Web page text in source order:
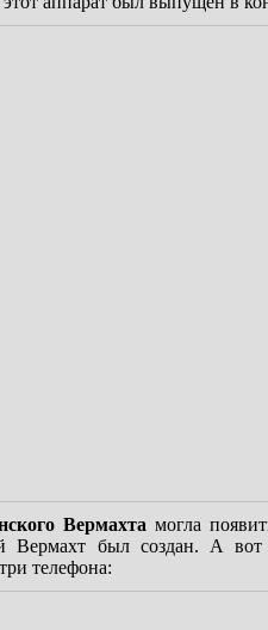
Вермахта могла
Вермахт был создан. А
телефона: